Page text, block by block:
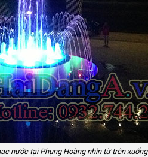
nước tại Phụng Hoàng nhìn từ trên xuống